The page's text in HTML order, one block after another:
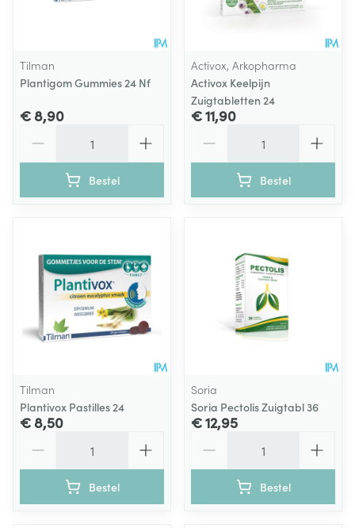
Tilman
Plantigom Gummies 24 Nf
€ 8,90
Bestel
Activox, Arkopharma
Activox Keelpijn
Zuigtabletten 24
€ 11,90
Bestel
Tilman
Plantivox Pastilles 24
€ 8,50
Bestel
Soria
Soria Pectolis Zuigtabl 36
€ 12,95
Bestel